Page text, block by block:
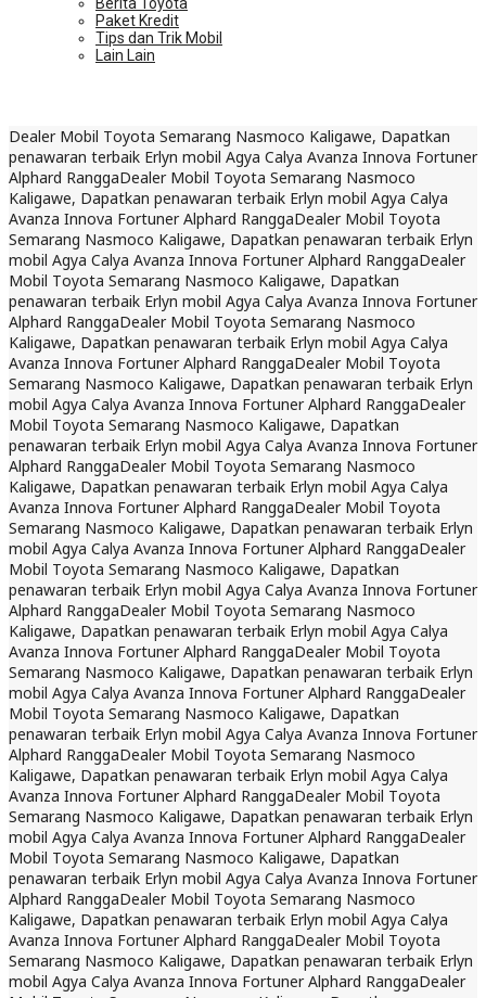
Paket Kredit
Tips dan Trik Mobil
Lain Lain
Dealer Mobil Toyota Semarang Nasmoco Kaligawe, Dapatkan
penawaran terbaik Erlyn mobil Agya Calya Avanza Innova Fortuner
Alphard RanggaDealer Mobil Toyota Semarang Nasmoco
Kaligawe, Dapatkan penawaran terbaik Erlyn mobil Agya Calya
Avanza Innova Fortuner Alphard RanggaDealer Mobil Toyota
Semarang Nasmoco Kaligawe, Dapatkan penawaran terbaik Erlyn
mobil Agya Calya Avanza Innova Fortuner Alphard RanggaDealer
Mobil Toyota Semarang Nasmoco Kaligawe, Dapatkan
penawaran terbaik Erlyn mobil Agya Calya Avanza Innova Fortuner
Alphard RanggaDealer Mobil Toyota Semarang Nasmoco
Kaligawe, Dapatkan penawaran terbaik Erlyn mobil Agya Calya
Avanza Innova Fortuner Alphard RanggaDealer Mobil Toyota
Semarang Nasmoco Kaligawe, Dapatkan penawaran terbaik Erlyn
mobil Agya Calya Avanza Innova Fortuner Alphard RanggaDealer
Mobil Toyota Semarang Nasmoco Kaligawe, Dapatkan
penawaran terbaik Erlyn mobil Agya Calya Avanza Innova Fortuner
Alphard RanggaDealer Mobil Toyota Semarang Nasmoco
Kaligawe, Dapatkan penawaran terbaik Erlyn mobil Agya Calya
Avanza Innova Fortuner Alphard RanggaDealer Mobil Toyota
Semarang Nasmoco Kaligawe, Dapatkan penawaran terbaik Erlyn
mobil Agya Calya Avanza Innova Fortuner Alphard RanggaDealer
Mobil Toyota Semarang Nasmoco Kaligawe, Dapatkan
penawaran terbaik Erlyn mobil Agya Calya Avanza Innova Fortuner
Alphard RanggaDealer Mobil Toyota Semarang Nasmoco
Kaligawe, Dapatkan penawaran terbaik Erlyn mobil Agya Calya
Avanza Innova Fortuner Alphard RanggaDealer Mobil Toyota
Semarang Nasmoco Kaligawe, Dapatkan penawaran terbaik Erlyn
mobil Agya Calya Avanza Innova Fortuner Alphard RanggaDealer
Mobil Toyota Semarang Nasmoco Kaligawe, Dapatkan
penawaran terbaik Erlyn mobil Agya Calya Avanza Innova Fortuner
Alphard RanggaDealer Mobil Toyota Semarang Nasmoco
Kaligawe, Dapatkan penawaran terbaik Erlyn mobil Agya Calya
Avanza Innova Fortuner Alphard RanggaDealer Mobil Toyota
Semarang Nasmoco Kaligawe, Dapatkan penawaran terbaik Erlyn
mobil Agya Calya Avanza Innova Fortuner Alphard RanggaDealer
Mobil Toyota Semarang Nasmoco Kaligawe, Dapatkan
penawaran terbaik Erlyn mobil Agya Calya Avanza Innova Fortuner
Alphard RanggaDealer Mobil Toyota Semarang Nasmoco
Kaligawe, Dapatkan penawaran terbaik Erlyn mobil Agya Calya
Avanza Innova Fortuner Alphard RanggaDealer Mobil Toyota
Semarang Nasmoco Kaligawe, Dapatkan penawaran terbaik Erlyn
mobil Agya Calya Avanza Innova Fortuner Alphard RanggaDealer